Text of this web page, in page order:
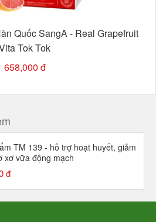
Quốc SangA - Real Grapefruit
Tok Tok
658,000 đ
TM 139 - hỗ trợ hoạt huyết, giảm
xơ vữa động mạch
đ